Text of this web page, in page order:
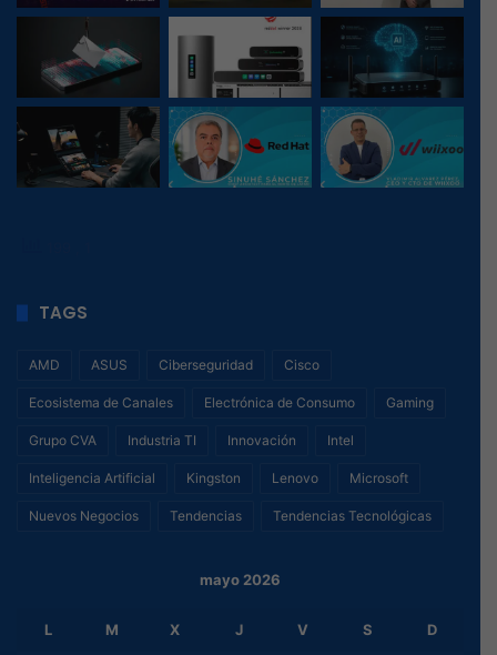
TAGS
AMD ASUS Ciberseguridad Cisco
Ecosistema de Canales Electrónica de Consumo Gaming
Grupo CVA Industria TI Innovación Intel
Inteligencia Artificial Kingston Lenovo Microsoft
Nuevos Negocios Tendencias Tendencias Tecnológicas
mayo 2026
L M X J V S D